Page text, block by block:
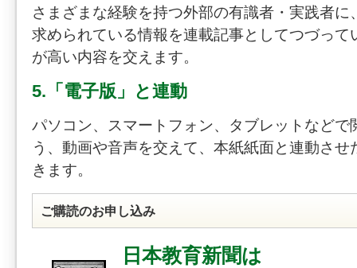
さまざまな経験を持つ外部の有識者・実践者に
求められている情報を連載記事としてつづって
が高い内容を交えます。
5.「電子版」と連動
パソコン、スマートフォン、タブレットなどで
う、動画や音声を交えて、本紙紙面と連動させ
きます。
ご購読のお申し込み
日本教育新聞は